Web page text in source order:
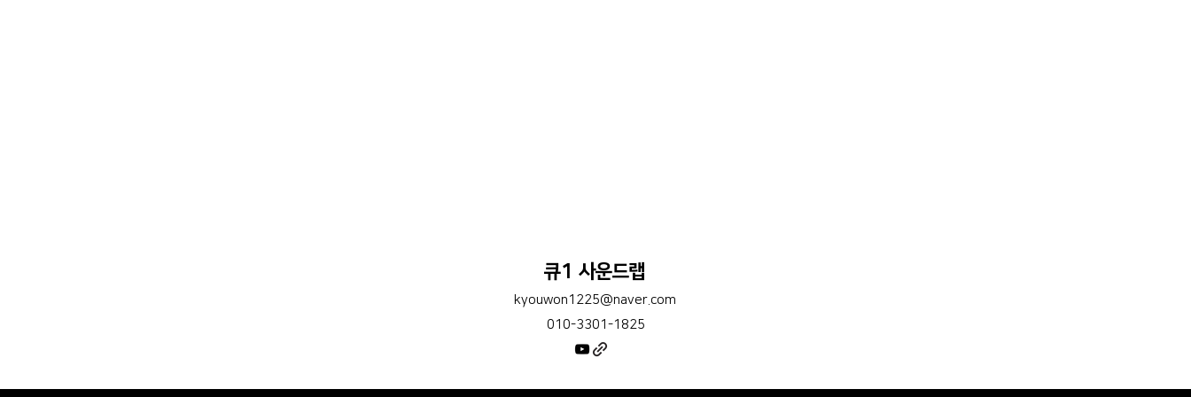
큐1 사운드랩
kyouwon1225@naver.com
010-3301-1825